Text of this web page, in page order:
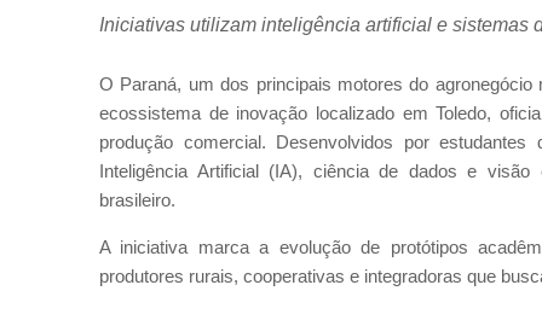
Iniciativas utilizam inteligência artificial e sistemas
O Paraná, um dos principais motores do
ecossistema de inovação localizado em Toledo,
produção comercial. Desenvolvidos por
Inteligência Artificial (IA), ciência de dados e
brasileiro.
A iniciativa marca a evolução de protótipos
produtores rurais, cooperativas e integradoras que